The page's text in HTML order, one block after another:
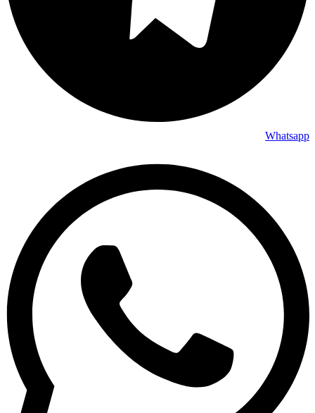
Whatsapp